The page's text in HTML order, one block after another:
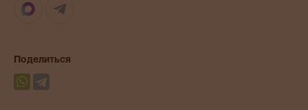
Max
Поделиться